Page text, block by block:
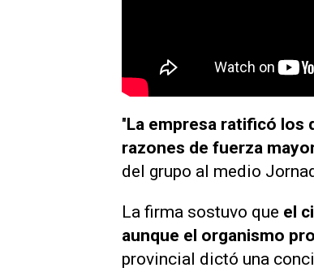
"La empresa ratificó los
razones de fuerza
del grupo al medio
La firma sostuvo que el
aunque el organismo
provincial dictó una